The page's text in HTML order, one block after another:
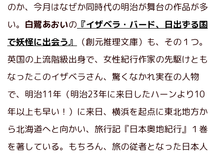
のか、今月はなぜか同時代の明治が舞台の作品が多
い。 白鷺あおいの 『イザベラ・バード、日出ずる国
で妖怪に出会う』
（創元推理文庫）も、その１つ。
英国の上流階級出身で、女性紀行作家の先駆けとも
なったこのイザベラさん、驚くなかれ実在の人物
で、明治11年（明治23年に来日したハーンより10
年以上も早い！）に来日、横浜を起点に東北地方か
ら北海道へと向かい、旅行記『日本奥地紀行』１巻
を著している。もちろん、旅の従者となった日本人